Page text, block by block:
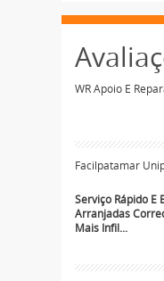
WR Apoio E
Facilpatamar
Serviço Rápido E
Arranjadas
Mais Infil...